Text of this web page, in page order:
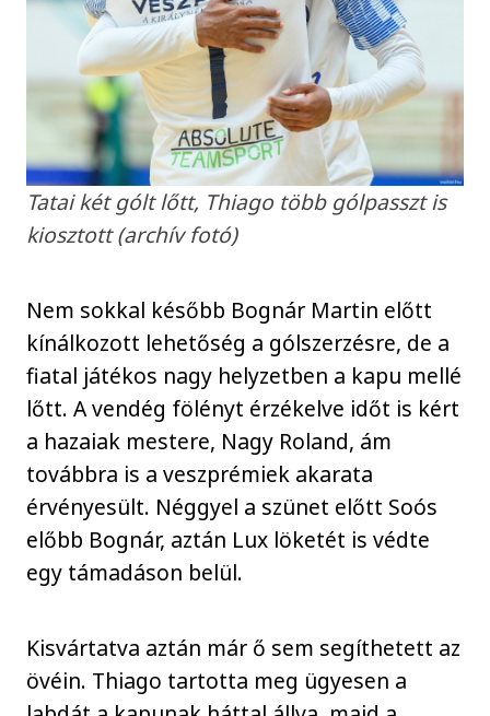
Tatai két gólt lőtt, Thiago több gólpasszt is
kiosztott (archív fotó)
Nem sokkal később Bognár Martin előtt
kínálkozott lehetőség a gólszerzésre, de a
fiatal játékos nagy helyzetben a kapu mellé
lőtt. A vendég fölényt érzékelve időt is kért
a hazaiak mestere, Nagy Roland, ám
továbbra is a veszprémiek akarata
érvényesült. Néggyel a szünet előtt Soós
előbb Bognár, aztán Lux löketét is védte
egy támadáson belül.
Kisvártatva aztán már ő sem segíthetett az
övéin. Thiago tartotta meg ügyesen a